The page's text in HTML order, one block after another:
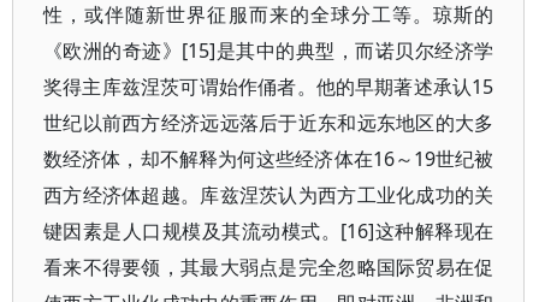
性，或伴随新世界征服而来的全球分工等。琼斯的
《欧洲的奇迹》[15]是其中的典型，而诺贝尔经济学
奖得主库兹涅茨可谓始作俑者。他的早期著述承认15
世纪以前西方经济远远落后于近东和远东地区的大多
数经济体，却不解释为何这些经济体在16～19世纪被
西方经济体超越。库兹涅茨认为西方工业化成功的关
键因素是人口规模及其流动模式。[16]这种解释现在
看来不得要领，其最大弱点是完全忽略国际贸易在促